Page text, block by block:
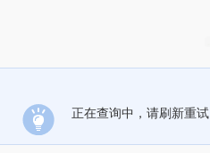
正在查询中，请刷新重试